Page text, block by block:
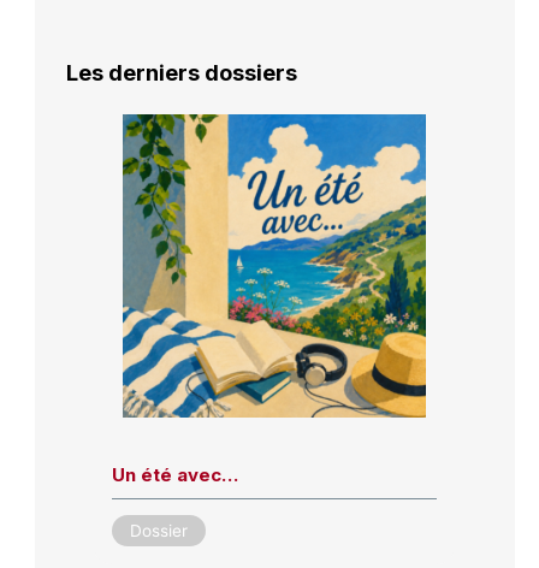
Les derniers dossiers
Un été avec…
Dossier